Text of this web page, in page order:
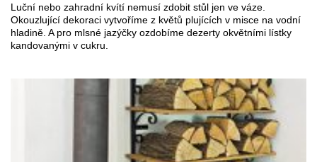
Luční nebo zahradní kvítí nemusí zdobit stůl jen ve váze.
Okouzlující dekoraci vytvoříme z květů plujících v misce na vodní
hladině. A pro mlsné jazýčky ozdobíme dezerty okvětními lístky
kandovanými v cukru.